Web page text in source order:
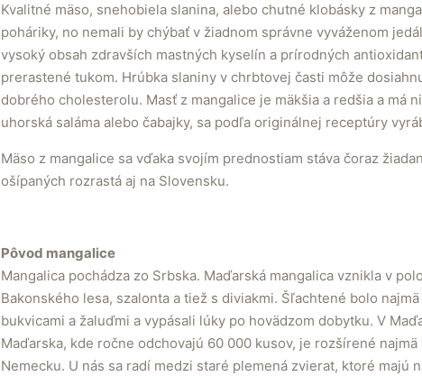
Kvalitné mäso, snehobiela slanina, alebo chutné klobásky z
poháriky, no nemali by chýbať v žiadnom správne vyváženom
vysoký obsah zdravších mastných kyselín a prírodných
prerastené tukom. Hrúbka slaniny v chrbtovej časti môže
dobrého cholesterolu. Masť z mangalice je mäkšia a redšia a má
uhorská saláma alebo čabajky, sa podľa originálnej receptúry
Mäso z mangalice sa vďaka svojím prednostiam stáva čoraz
ošípaných rozrastá aj na Slovensku.
Pôvod mangalice
Mangalica pochádza zo Srbska. Maďarská mangalica vznikla v
Bakonského lesa, szalonta a tiež s diviakmi. Šľachtené bolo
bukvicami a žaluďmi a vypásali lúky po hovädzom dobytku. V
Maďarska, kde ročne odchovajú 60 000 kusov, je rozšírené
Nemecku. U nás sa radí medzi staré plemená zvierat, ktoré majú